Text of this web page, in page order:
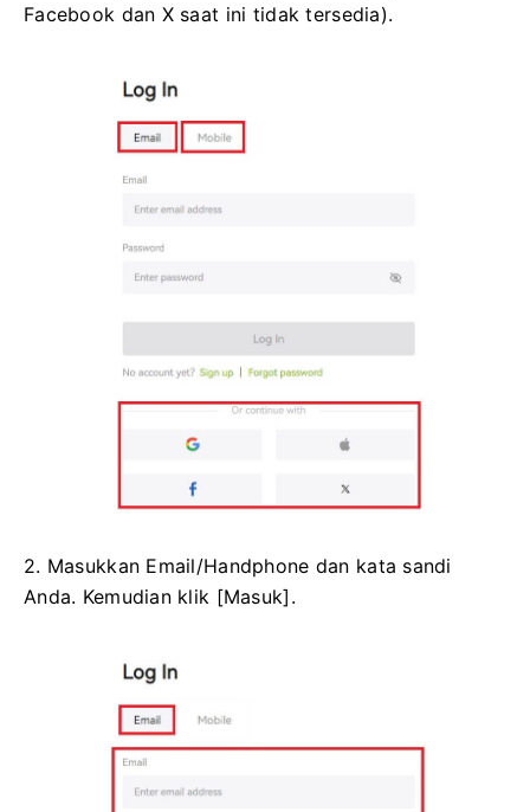
Facebook dan X saat ini tidak tersedia).
2. Masukkan Email/Handphone dan kata sandi
Anda. Kemudian klik [Masuk].